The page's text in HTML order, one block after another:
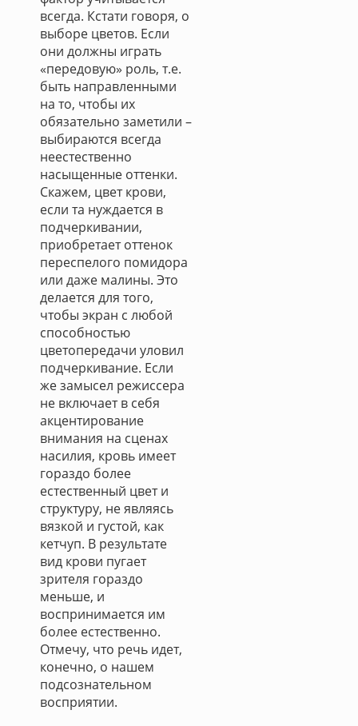
всегда. Кстати говоря, о
выборе цветов. Если
они должны играть
«передовую» роль, т.е.
быть направленными
на то, чтобы их
обязательно заметили –
выбираются всегда
неестественно
насыщенные оттенки.
Скажем, цвет крови,
если та нуждается в
подчеркивании,
приобретает оттенок
переспелого помидора
или даже малины. Это
делается для того,
чтобы экран с любой
способностью
цветопередачи уловил
подчеркивание. Если
же замысел режиссера
не включает в себя
акцентирование
внимания на сценах
насилия, кровь имеет
гораздо более
естественный цвет и
структуру, не являясь
вязкой и густой, как
кетчуп. В результате
вид крови пугает
зрителя гораздо
меньше, и
воспринимается им
более естественно.
Отмечу, что речь идет,
конечно, о нашем
подсознательном
восприятии.